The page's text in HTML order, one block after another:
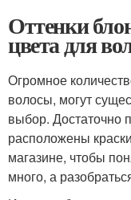
Оттенки
цвета для
Огромное
волосы, могут
выбор. Достаточно
расположены
магазине, чтобы
много, а